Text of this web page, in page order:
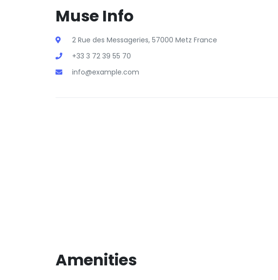
Muse Info
2 Rue des Messageries, 57000 Metz France
+33 3 72 39 55 70
info@example.com
Amenities